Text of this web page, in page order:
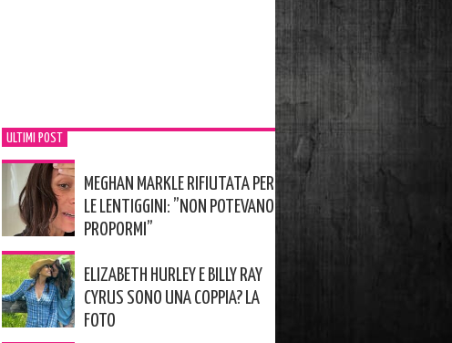
ULTIMI POST
MEGHAN MARKLE RIFIUTATA PER
LE LENTIGGINI: ”NON POTEVANO
PROPORMI”
ELIZABETH HURLEY E BILLY RAY
CYRUS SONO UNA COPPIA? LA
FOTO